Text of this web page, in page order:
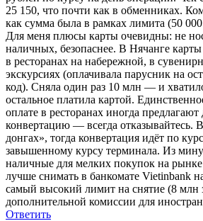
25 150, что почти как в обменниках.
как сумма была в рамках лимита (50
Для меня плюсы карты очевидны: не
наличных, безопаснее. В Нячанге
в ресторанах на набережной, в
экскурсиях (оплачивала парусник на
код). Сняла один раз 10 млн — и
остальное платила картой.
оплате в ресторанах иногда
конвертацию — всегда отказывайтесь.
донгах», тогда конвертация идёт по
завышенному курсу терминала. Из
наличные для мелких покупок на
лучше снимать в банкомате Vietinbank
самый высокий лимит на снятие (8 млн
дополнительной комиссии для
Ответить